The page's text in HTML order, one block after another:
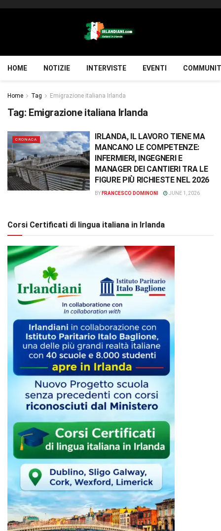
HOME NOTIZIE INTERVISTE EVENTI
Home Tag Emigrazione italiana Irlanda
Tag: Emigrazione italiana Irlanda
CRONACA
IRLANDA, IL LAVORO TIENE MA
MANCANO LE COMPETENZE:
INFERMIERI, INGEGNERI E
MANAGER DEI CANTIERI TRA LE
FIGURE PIÙ RICHIESTE NEL 2026
BY FRANCESCO DOMINONI JUNE 1, 2026
Corsi Certificati di lingua italiana in Irlanda